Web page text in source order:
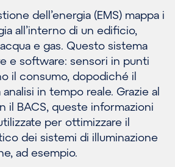
dell’energia (EMS) mappa i
all’interno di un edificio,
e gas. Questo sistema
e software: sensori in punti
il consumo, dopodiché il
in tempo reale. Grazie al
il BACS, queste informazioni
per ottimizzare il
dei sistemi di illuminazione
ad esempio.